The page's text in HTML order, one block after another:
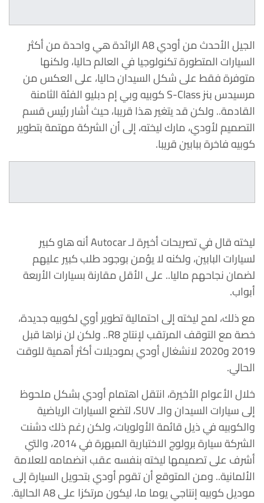
الجيل الأحدث من أودي A8 الرائدة هي واحدة من أكثر
السيارات المتطورة تكنولوجيا في العالم حاليا، ولكنها
متوفرة فقط على شكل السيدان حاليا، على العكس من
مرسيدس بنز S-Class كوبيه وبي إم دبليو الفئة الثامنة
القادمة.. ولكن قد يتغير هذا قريبا، حيث أشار رئيس قسم
التصميم لأودي، مارك ليخته، إلى أن الشركة مهتمة بتطوير
كوبيه فاخرة ببابين قريبا.
ليخته قال في تصريحات أخيرة لـ Autocar أنه هاو كبير
لسيارات البابين، ولكنه لا يؤمن بوجود طلب كبير عليهم
لضمان نجاحهم ماليا.. على الأقل مقارنة بسيارات الأربعة
أبواب.
مع ذلك، لمح ليخته إلى احتمالية تطوير أوي لكوبيه جديدة،
خصة مع التوقف المرتقب لإنتاج R8.. ولكن لن نراها قبل
2019 و2020 لانشغال أودي بموديلات أكثر أهمية للوقت
الحالي.
خلال الأعوام الأخيرة، انتقل اهتمام أودي بشكل ملحوظ
إلى سيارات السيدان والـ SUV، لتضع السيارات الرياضية
والكوبيه في ذيل قائمة الأولويات، ولكن رغم ذلك دشنت
الشركة سيارة برولوج الاختبارية المبهرة في 2014، والتي
أشرف على تصميمها ليخته بنفسه عقب انضمامه للعلامة
الألمانية.. ومن المتوقع أن تقوم أودي بتحويل السيارة إلى
موديل كوبيه إنتاجي يوما ما، ليكون مرتكزا على A8 الحالية.